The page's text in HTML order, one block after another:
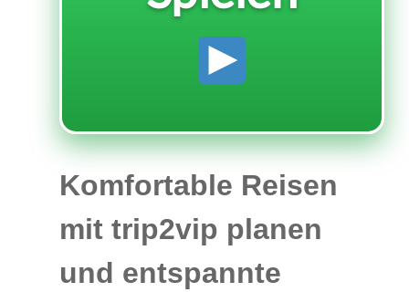
Komfortable Reisen
mit trip2vip planen
und entspannte